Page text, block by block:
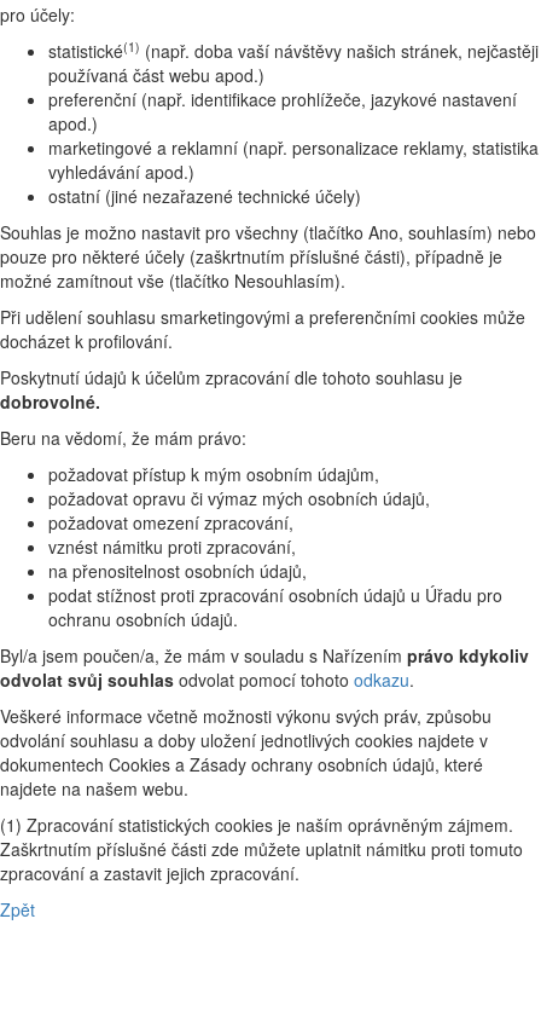
pro účely:
statistické(1) (např. doba vaší návštěvy našich stránek, nejčastěji
používaná část webu apod.)
preferenční (např. identifikace prohlížeče, jazykové nastavení
apod.)
marketingové a reklamní (např. personalizace reklamy, statistika
vyhledávání apod.)
ostatní (jiné nezařazené technické účely)
Souhlas je možno nastavit pro všechny (tlačítko Ano, souhlasím) nebo
pouze pro některé účely (zaškrtnutím příslušné části), případně je
možné zamítnout vše (tlačítko Nesouhlasím).
Při udělení souhlasu smarketingovými a preferenčními cookies může
docházet k profilování.
Poskytnutí údajů k účelům zpracování dle tohoto souhlasu je
dobrovolné.
Beru na vědomí, že mám právo:
požadovat přístup k mým osobním údajům,
požadovat opravu či výmaz mých osobních údajů,
požadovat omezení zpracování,
vznést námitku proti zpracování,
na přenositelnost osobních údajů,
podat stížnost proti zpracování osobních údajů u Úřadu pro
ochranu osobních údajů.
Byl/a jsem poučen/a, že mám v souladu s Nařízením právo kdykoliv
odvolat svůj souhlas odvolat pomocí tohoto odkazu.
Veškeré informace včetně možnosti výkonu svých práv, způsobu
odvolání souhlasu a doby uložení jednotlivých cookies najdete v
dokumentech Cookies a Zásady ochrany osobních údajů, které
najdete na našem webu.
(1) Zpracování statistických cookies je naším oprávněným zájmem.
Zaškrtnutím příslušné části zde můžete uplatnit námitku proti tomuto
zpracování a zastavit jejich zpracování.
Zpět